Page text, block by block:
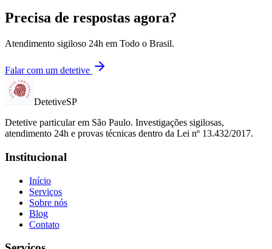
Precisa de respostas agora?
Atendimento sigiloso 24h em Todo o Brasil.
Falar com um detetive
DetetiveSP
Detetive particular em São Paulo. Investigações sigilosas,
atendimento 24h e provas técnicas dentro da Lei nº 13.432/2017.
Institucional
Início
Serviços
Sobre nós
Blog
Contato